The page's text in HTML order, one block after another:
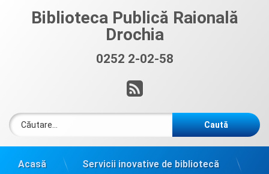
Biblioteca Publică Raională
Drochia
0252 2-02-58
RSS
Caută după:
Acasă Servicii inovative de bibliotecă